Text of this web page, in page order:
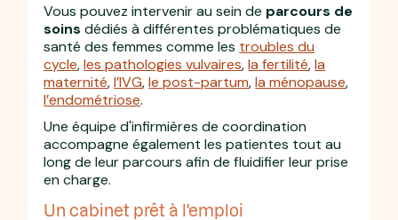
Vous pouvez intervenir au sein de parcours de
soinsdédiés à différentes problématiques de
santé des femmes comme les troubles du
cycle,les pathologies vulvaires,la fertilité,la
maternité,l’IVG,le post-partum,la ménopause,
l’endométriose.
Une équipe d'infirmières de coordination
accompagne également les patientes tout au
long de leur parcours afin de fluidifier leur prise
en charge.
Un cabinet prêt à l'emploi